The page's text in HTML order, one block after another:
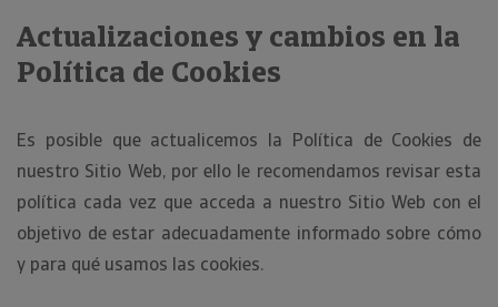
Actualizaciones y cambios en la
Política de Cookies
Es posible que actualicemos la Política de Cookies de
nuestro Sitio Web, por ello le recomendamos revisar esta
política cada vez que acceda a nuestro Sitio Web con el
objetivo de estar adecuadamente informado sobre cómo
y para qué usamos las cookies.